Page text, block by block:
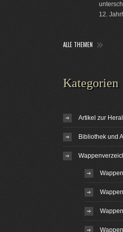
12.
ALLE THEMEN
Kategorien
Artikel zur
Bibliothek und